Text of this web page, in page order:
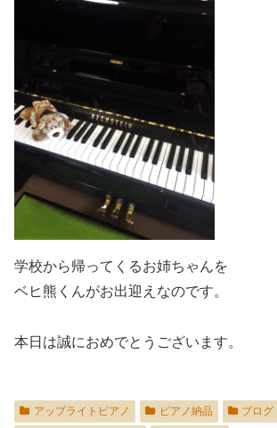
学校から帰ってくるお姉ちゃんを
ベヒ熊くんがお出迎えなのです。
本日は誠におめでとうございます。
アップライトピアノ ピアノ納品
ブログ